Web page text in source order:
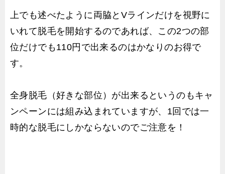
上でも述べたように両脇とVラインだけを視野に
いれて脱毛を開始するのであれば、この2つの部
位だけでも110円で出来るのはかなりのお得で
す。
全身脱毛（好きな部位）が出来るというのもキャ
ンペーンには組み込まれていますが、1回では一
時的な脱毛にしかならないのでご注意を！